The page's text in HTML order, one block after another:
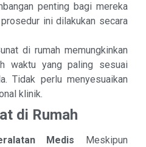
penting bagi mereka
ini dilakukan secara
di rumah memungkinkan
waktu yang paling sesuai
Tidak perlu menyesuaikan
klinik.
di Rumah
Medis Meskipun